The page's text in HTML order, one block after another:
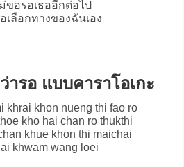
ขอรอเธออีกต่อไป
ลือกทางของฉันเอง
ารอ แบบคาราโอเกะ
khrai khon nueng thi fao ro
kho hai chan ro thukthi
khue khon thi maichai
khwam wang loei